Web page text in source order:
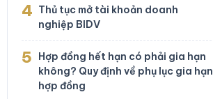
4 Thủ tục mở tài khoản doanh
nghiệp BIDV
5
Hợp đồng hết hạn có phải gia hạn
không? Quy định về phụ lục gia hạn
hợp đồng